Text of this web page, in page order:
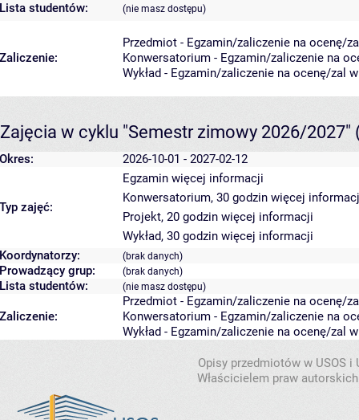
Lista studentów:
(nie masz dostępu)
Zaliczenie:
Przedmiot - Egzamin/zaliczenie na ocenę/
Konwersatorium - Egzamin/zaliczenie na
Wykład - Egzamin/zaliczenie na ocenę/zal
Zajęcia w cyklu "Semestr zimowy 2026/2027"
Okres: 2026-10-01 - 2027-02-12
Typ zajęć:
Egzamin więcej informacji
Konwersatorium, 30 godzin więcej
Projekt, 20 godzin więcej informacji
Wykład, 30 godzin więcej informacji
Koordynatorzy:
(brak danych)
Prowadzący grup: (brak danych)
Lista studentów: (nie masz dostępu)
Zaliczenie:
Przedmiot - Egzamin/zaliczenie na ocenę/
Konwersatorium - Egzamin/zaliczenie na
Wykład - Egzamin/zaliczenie na ocenę/zal
Opisy przedmiotów w USOS
Właścicielem praw